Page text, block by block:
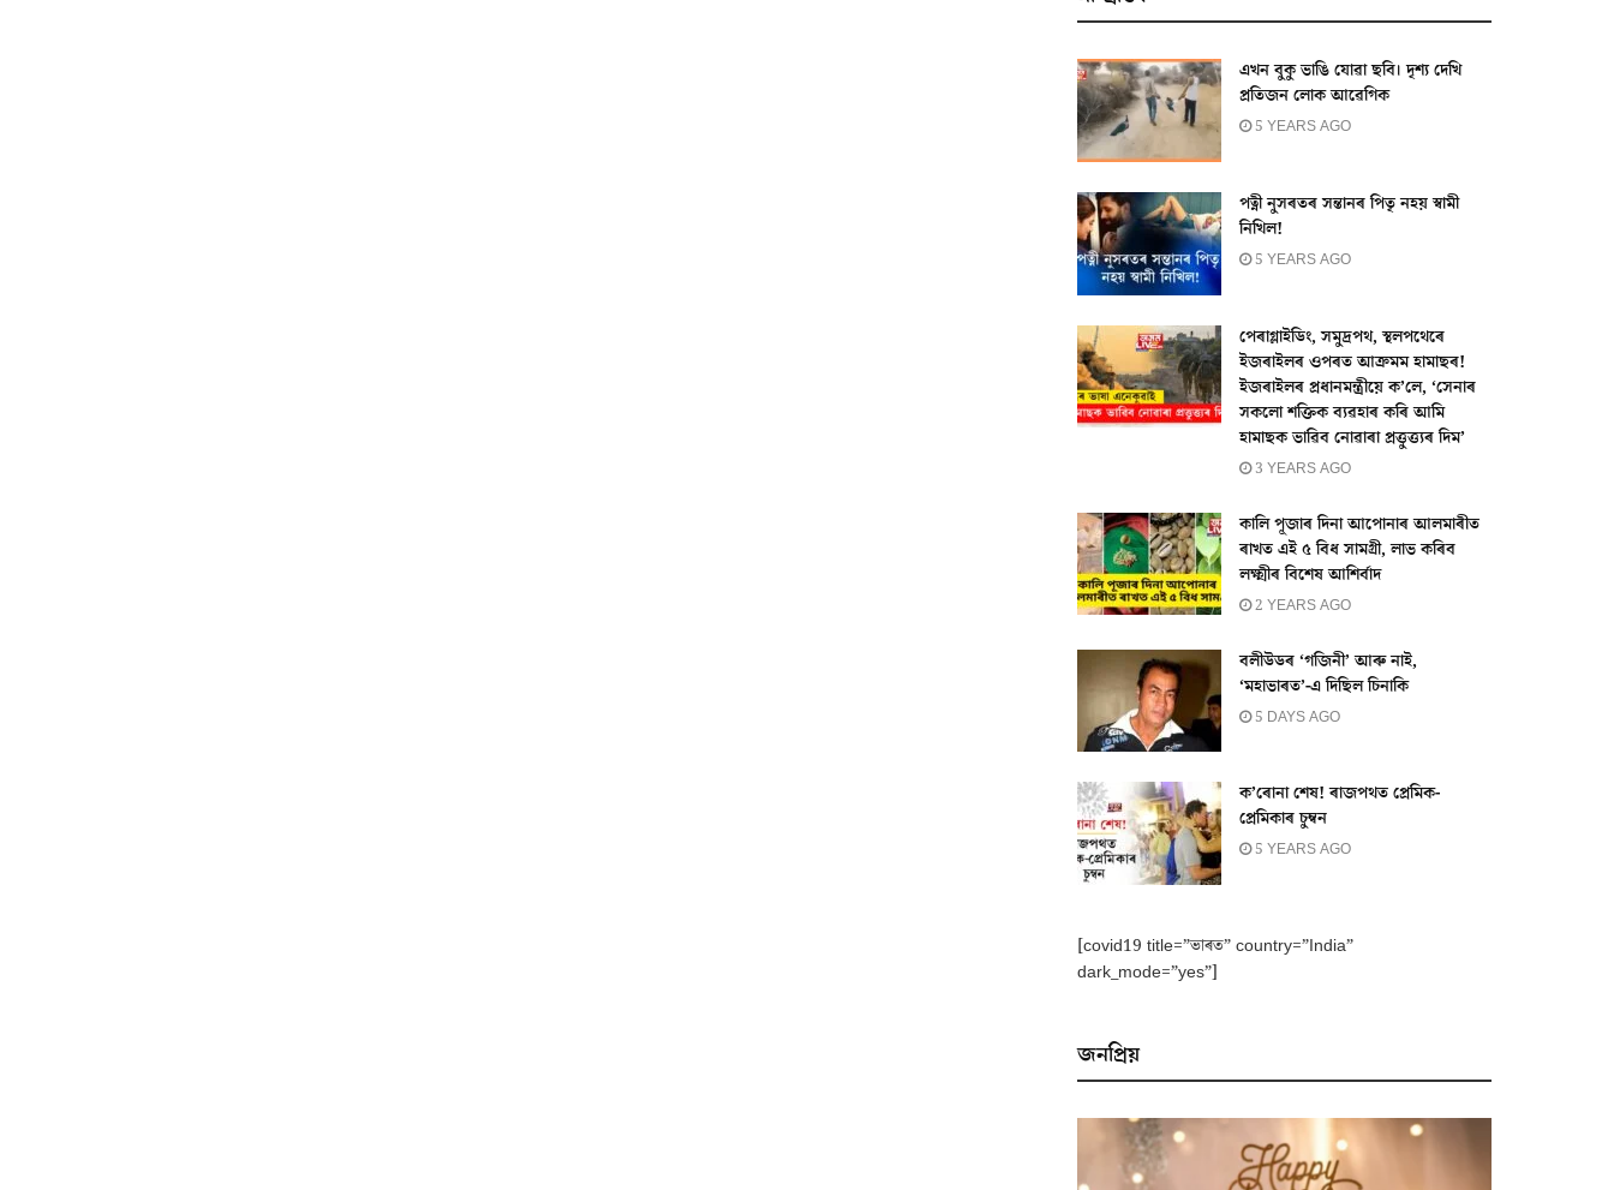
এখন বুকু ভাঙি যোৱা ছবি। দৃশ্য দেখি
প্ৰতিজন লোক আৱেগিক
5 YEARS AGO
পত্নী নুসৰতৰ সন্তানৰ পিতৃ নহয় স্বামী
নিখিল!
5 YEARS AGO
পেৰাগ্লাইডিং, সমুদ্ৰপথ, স্থলপথেৰে
ইজৰাইলৰ ওপৰত আক্ৰমম হামাছৰ!
ইজৰাইলৰ প্ৰধানমন্ত্ৰীয়ে ক’লে, ‘সেনাৰ
সকলো শক্তিক ব্যৱহাৰ কৰি আমি
হামাছক ভাৱিব নোৱাৰা প্ৰত্তুত্ত্যৰ দিম’
3 YEARS AGO
কালি পূজাৰ দিনা আপোনাৰ আলমাৰীত
ৰাখত এই ৫ বিধ সামগ্ৰী, লাভ কৰিব
লক্ষ্মীৰ বিশেষ আশিৰ্বাদ
2 YEARS AGO
বলীউডৰ ‘গজিনী’ আৰু নাই,
‘মহাভাৰত’-এ দিছিল চিনাকি
5 DAYS AGO
ক’ৰোনা শেষ! ৰাজপথত প্ৰেমিক-
প্ৰেমিকাৰ চুম্বন
5 YEARS AGO
[covid19 title=”ভাৰত” country=”India”
dark_mode=”yes”]
জনপ্ৰিয়